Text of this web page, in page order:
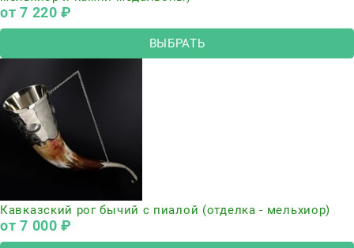
от7 220 ₽
ВЫБРАТЬ
Кавказский рог бычий с пиалой (отделка - мельхиор)
от7 000 ₽